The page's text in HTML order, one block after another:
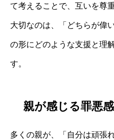
て考えることで、互いを尊
大切なのは、「どちらが偉
の形にどのような支援と理
す。
親が感じる罪悪
多くの親が、「自分は頑張